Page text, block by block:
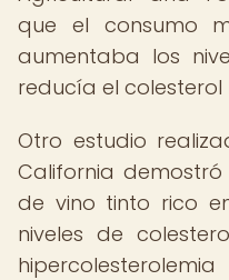
que el consumo
aumentaba los
reducía el colesterol
Otro estudio
California
de vino tinto rico
niveles de